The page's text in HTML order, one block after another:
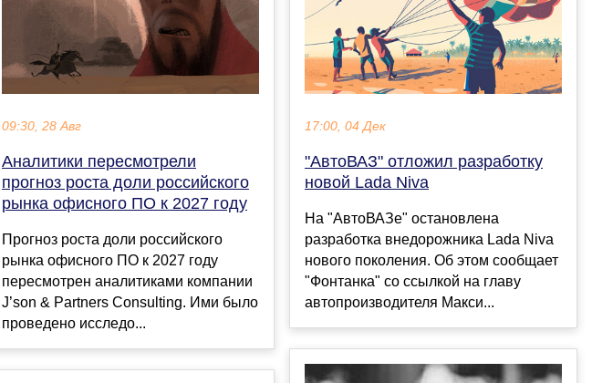
09:30, 28 Авг
Аналитики пересмотрели
прогноз роста доли российского
рынка офисного ПО к 2027 году
Прогноз роста доли российского
рынка офисного ПО к 2027 году
пересмотрен аналитиками компании
J’son & Partners Consulting. Ими было
проведено исследо...
17:00, 04 Дек
"АвтоВАЗ" отложил разработку
новой Lada Niva
На "АвтоВАЗе" остановлена
разработка внедорожника Lada Niva
нового поколения. Об этом сообщает
"Фонтанка" со ссылкой на главу
автопроизводителя Макси...